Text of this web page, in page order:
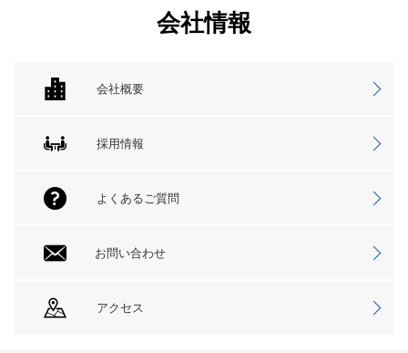
会社情報
会社概要
採用情報
よくあるご質問
お問い合わせ
アクセス